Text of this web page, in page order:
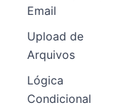
Email
Upload de
Arquivos
Lógica
Condicional